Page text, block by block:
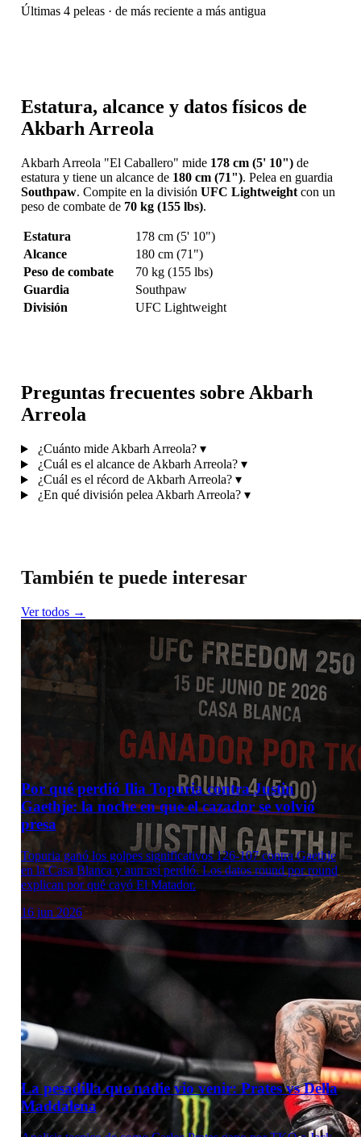
Últimas 4 peleas · de más reciente a más antigua
Estatura, alcance y datos físicos de
Akbarh Arreola
Akbarh Arreola "El Caballero" mide 178 cm (5' 10")de
estatura y tiene un alcance de 180 cm (71"). Pelea en guardia
Southpaw. Compite en la división UFC Lightweightcon un
peso de combate de 70 kg (155 lbs).
Estatura
178 cm (5' 10")
Alcance
180 cm (71")
Peso de combate
70 kg (155 lbs)
Guardia
Southpaw
División
UFC Lightweight
Preguntas frecuentes sobre Akbarh
Arreola
¿Cuánto mide Akbarh Arreola? ▾
¿Cuál es el alcance de Akbarh Arreola? ▾
¿Cuál es el récord de Akbarh Arreola? ▾
¿En qué división pelea Akbarh Arreola? ▾
También te puede interesar
Ver todos →
Por qué perdió Ilia Topuria contra Justin
Gaethje: la noche en que el cazador se volvió
presa
Topuria ganó los golpes significativos 126-107 contra Gaethje
en la Casa Blanca y aun así perdió. Los datos round por round
explican por qué cayó El Matador.
16 jun 2026
La pesadilla que nadie vio venir: Prates vs Della
Maddalena